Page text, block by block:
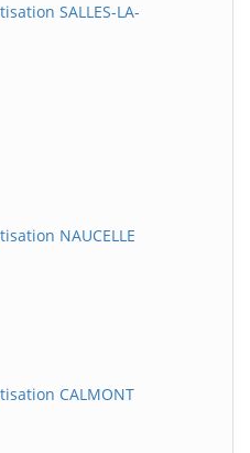
SALLES-LA-
NAUCELLE
CALMONT